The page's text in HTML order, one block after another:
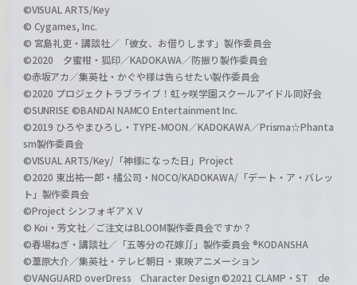
©VISUAL ARTS/Key
© Cygames, Inc.
© 宮島礼吏・講談社／「彼女、お借りします」製作委員会
©2020 夕蜜柑・狐印／KADOKAWA／防振り製作委員会
©赤坂アカ／集英社・かぐや様は告らせたい製作委員会
©2020 プロジェクトラブライブ！虹ヶ咲学園スクールアイドル同好会
©SUNRISE ©BANDAI NAMCO Entertainment Inc.
©2019 ひろやまひろし・TYPE-MOON／KADOKAWA／Prisma☆Phanta
sm製作委員会
©VISUAL ARTS/Key/「神様になった日」Project
©2020 東出祐一郎・橘公司・NOCO/KADOKAWA/「デート・ア・バレッ
ト」製作委員会
©Project シンフォギアＸＶ
© Koi・芳文社／ご注文はBLOOM製作委員会ですか？
©春場ねぎ・講談社／「五等分の花嫁∬」製作委員会 ®KODANSHA
©葦原大介／集英社・テレビ朝日・東映アニメーション
©VANGUARD overDress Character Design ©2021 CLAMP・ST de